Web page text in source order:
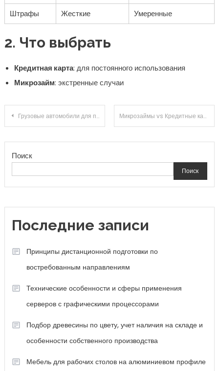
Штрафы
Жесткие Умеренные
2. Что выбрать
Кредитная карта: для постоянного использования
Микрозайм: экстренные случаи
Навигация
по
записям
Грузовые автомобили для перевозки грузов на большие расстояния: надежность и экономичность на дороге Микрозаймы vs Кредитные карты: что опаснее для бюджета?
Поиск
Поиск
Последние записи
Принципы дистанционной подготовки по
востребованным направлениям
Технические особенности и сферы применения
серверов с графическими процессорами
Подбор древесины по цвету, учет наличия на складе и
особенности собственного производства
Мебель для рабочих столов на алюминиевом профиле